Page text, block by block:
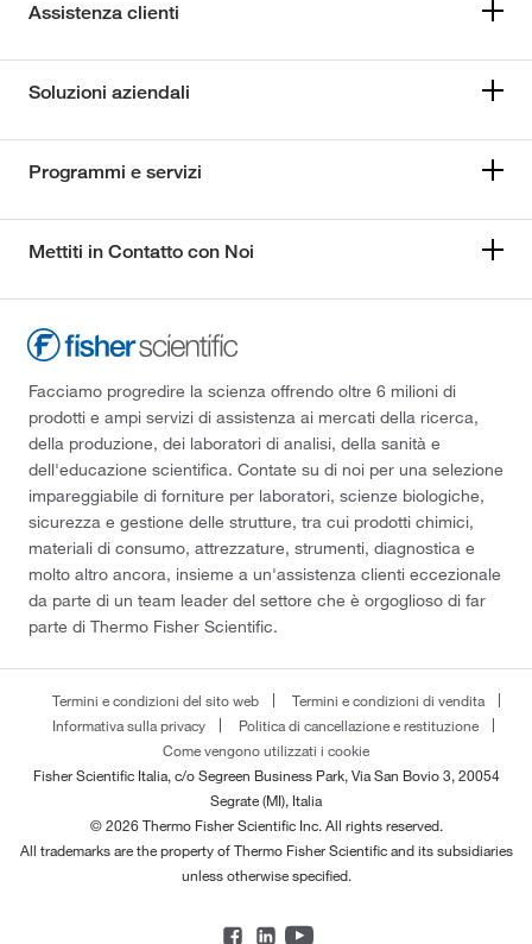
Assistenza clienti
Soluzioni aziendali
Programmi e servizi
Mettiti in Contatto con Noi
Facciamo progredire la scienza offrendo oltre 6 milioni di
prodotti e ampi servizi di assistenza ai mercati della ricerca,
della produzione, dei laboratori di analisi, della sanità e
dell'educazione scientifica. Contate su di noi per una selezione
impareggiabile di forniture per laboratori, scienze biologiche,
sicurezza e gestione delle strutture, tra cui prodotti chimici,
materiali di consumo, attrezzature, strumenti, diagnostica e
molto altro ancora, insieme a un'assistenza clienti eccezionale
da parte di un team leader del settore che è orgoglioso di far
parte di Thermo Fisher Scientific.
Termini e condizioni del sito web
Termini e condizioni di vendita
Informativa sulla privacy
Politica di cancellazione e restituzione
Come vengono utilizzati i cookie
Fisher Scientific Italia, c/o Segreen Business Park, Via San Bovio 3, 20054
Segrate (MI), Italia
© 2026 Thermo Fisher Scientific Inc. All rights reserved.
All trademarks are the property of Thermo Fisher Scientific and its subsidiaries
unless otherwise specified.